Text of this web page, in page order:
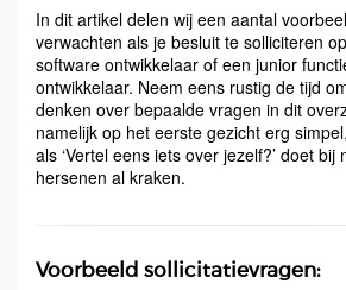
In dit artikel delen wij een aantal
verwachten als je besluit te solliciteren
software ontwikkelaar of een junior
ontwikkelaar. Neem eens rustig de tijd
denken over bepaalde vragen in dit
namelijk op het eerste gezicht erg
als ‘Vertel eens iets over jezelf?’ doet
hersenen al kraken.
Voorbeeld sollicitatievragen: